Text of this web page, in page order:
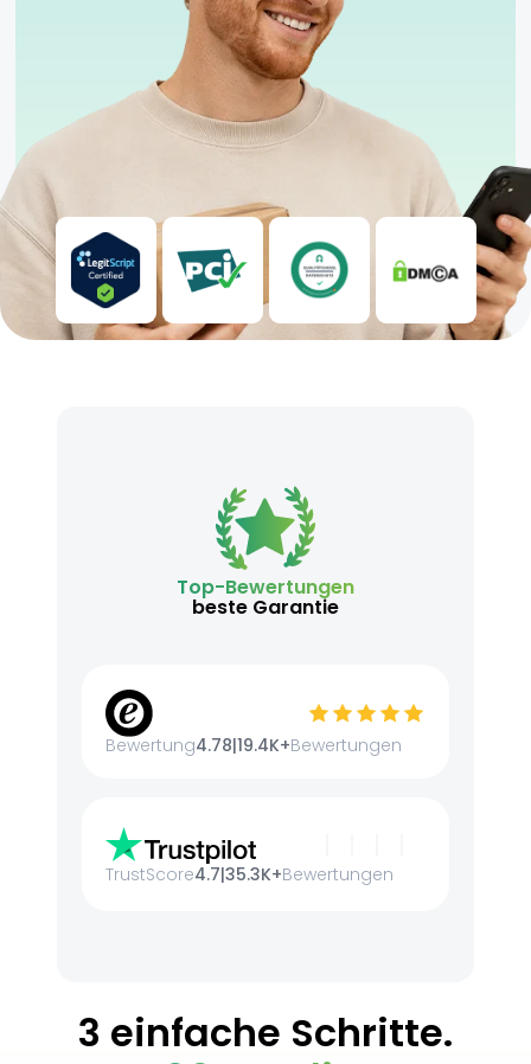
Top-Bewertungen
beste Garantie
Bewertung4.78|19.4K+Bewertungen
TrustScore4.7|35.3K+Bewertungen
3 einfache Schritte.